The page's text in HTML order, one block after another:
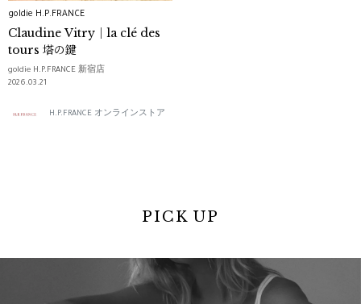
goldie H.P.FRANCE
Claudine Vitry｜la clé des
tours 塔の鍵
goldie H.P.FRANCE 新宿店
2026.03.21
H.P.FRANCE オンラインストア
PICK UP